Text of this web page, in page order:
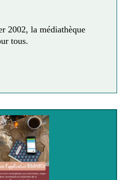
2002, la médiathèque
tous.